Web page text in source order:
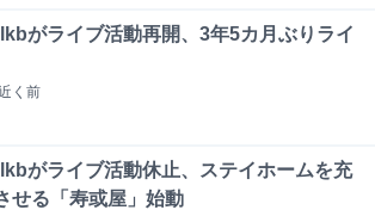
がライブ活動再開、3年5カ月ぶりライ
く 前
がライブ活動休止、ステイホームを充
せる「寿或屋」始動